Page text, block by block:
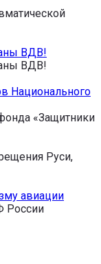
ВДВ!
ВДВ!
Национального
«Защитники
Руси,
авиации
России